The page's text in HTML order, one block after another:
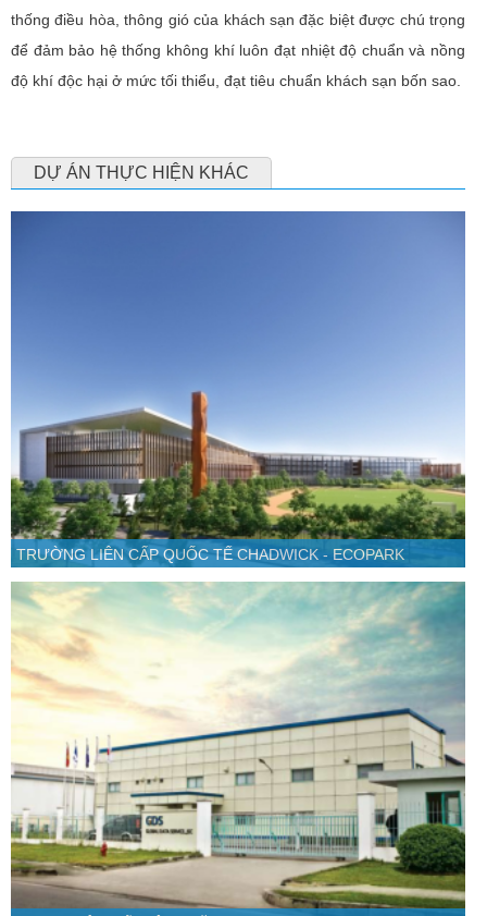
thống điều hòa, thông gió của khách sạn đặc biệt được chú trọng
để đảm bảo hệ thống không khí luôn đạt nhiệt độ chuẩn và nồng
độ khí độc hại ở mức tối thiểu, đạt tiêu chuẩn khách sạn bốn sao.
DỰ ÁN THỰC HIỆN KHÁC
TRƯỜNG LIÊN CẤP QUỐC TẾ CHADWICK - ECOPARK